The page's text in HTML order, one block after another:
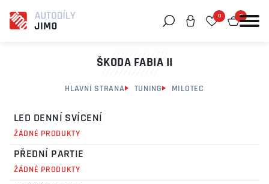
0 0
ŠKODA FABIA II
HLAVNÍ STRANA TUNING MILOTEC
LED DENNÍ SVÍCENÍ
ŽÁDNÉ PRODUKTY
PŘEDNÍ PARTIE
ŽÁDNÉ PRODUKTY
Můžeme vám pomoci něco najít?